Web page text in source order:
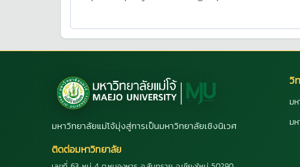
มหาวิทยาลัยแม่โจ้มุ่งสู่การเป็นมหาวิทยาลัยเชิงนิเวศ
ติดต่อมหาวิทยาลัย
วิ
ม
ม